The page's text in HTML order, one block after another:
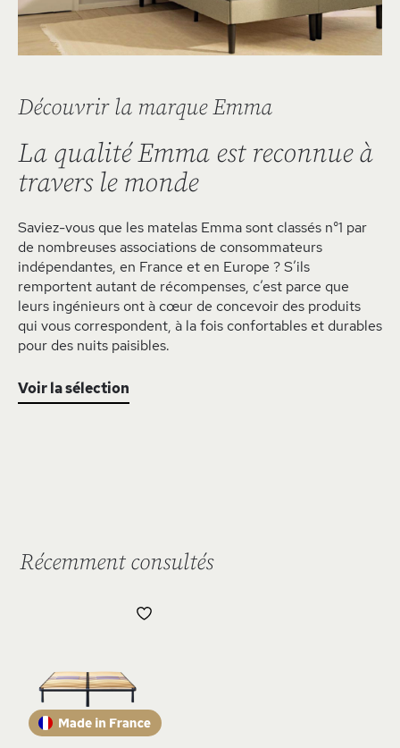
Découvrir la marque Emma
La qualité Emma est reconnue à
travers le monde
Saviez-vous que les matelas Emma sont classés n°1 par
de nombreuses associations de consommateurs
indépendantes, en France et en Europe ? S’ils
remportent autant de récompenses, c’est parce que
leurs ingénieurs ont à cœur de concevoir des produits
qui vous correspondent, à la fois confortables et durables
pour des nuits paisibles.
Voir la sélection
Récemment consultés